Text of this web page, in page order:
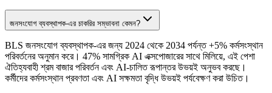
জনসংযোগ ব্যবস্থাপক-এর চাকরির সম্ভাবনা কেমন?
BLS জনসংযোগ ব্যবস্থাপক-এর জন্য 2024 থেকে 2034 পর্যন্ত +5% কর্মসংস্থান
পরিবর্তনের অনুমান করে। 47% সামগ্রিক AI এক্সপোজারের সাথে মিলিয়ে, এই পেশা
ঐতিহ্যবাহী শ্রম বাজার পরিবর্তন এবং AI-চালিত রূপান্তর উভয়ই অনুভব করছে।
কর্মীদের কর্মসংস্থান প্রবণতা এবং AI সক্ষমতা বৃদ্ধি উভয়ই পর্যবেক্ষণ করা উচিত।